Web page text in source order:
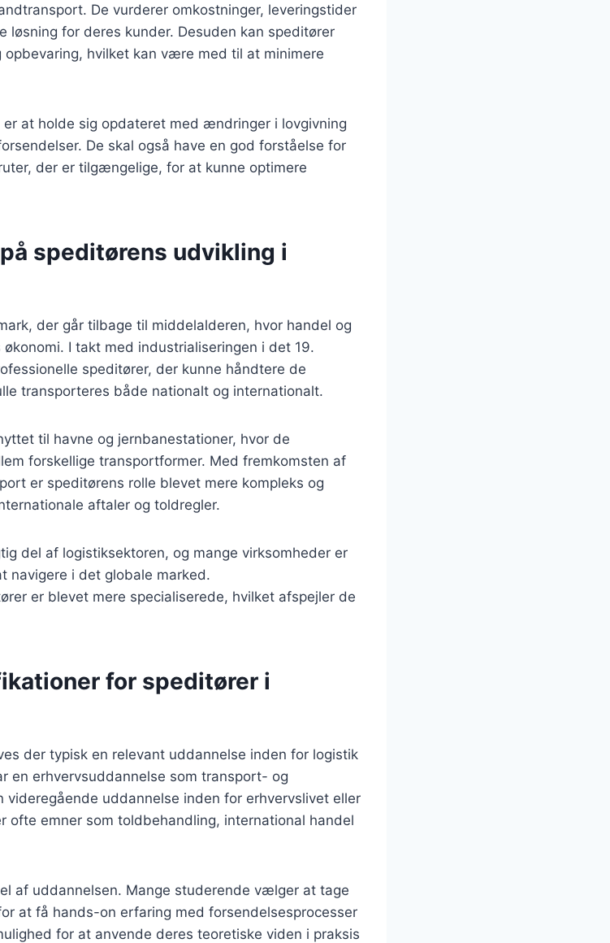
De vurderer omkostninger, leveringstider
løsning for deres kunder. Desuden kan speditører
hvilket kan være med til at minimere
at holde sig opdateret med ændringer i lovgivning
De skal også have en god forståelse for
der er tilgængelige, for at kunne optimere
speditørens udvikling i
der går tilbage til middelalderen, hvor handel og
I takt med industrialiseringen i det 19.
speditører, der kunne håndtere de
transporteres både nationalt og internationalt.
til havne og jernbanestationer, hvor de
forskellige transportformer. Med fremkomsten af
er speditørens rolle blevet mere kompleks og
aftaler og toldregler.
del af logistiksektoren, og mange virksomheder er
navigere i det globale marked.
er blevet mere specialiserede, hvilket afspejler de
for speditører i
der typisk en relevant uddannelse inden for logistik
en erhvervsuddannelse som transport- og
videregående uddannelse inden for erhvervslivet eller
ofte emner som toldbehandling, international handel
af uddannelsen. Mange studerende vælger at tage
at få hands-on erfaring med forsendelsesprocesser
for at anvende deres teoretiske viden i praksis